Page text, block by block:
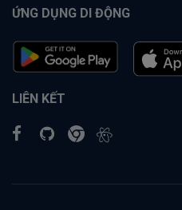
ỨNG DỤNG DI ĐỘNG
LIÊN KẾT